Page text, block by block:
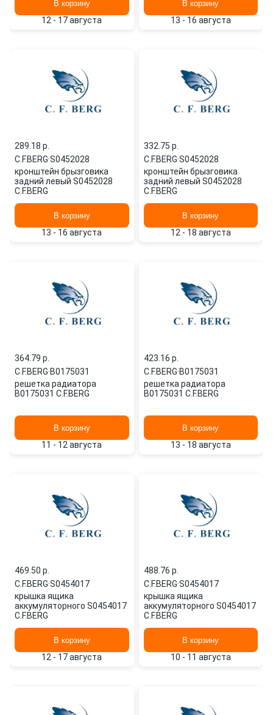
В корзину
12 - 17 августа
В корзину
13 - 16 августа
289.18 p.
C.F.BERG·S0452028
кронштейн брызговика
задний левый S0452028
C.F.BERG
В корзину
13 - 16 августа
332.75 p.
C.F.BERG·S0452028
кронштейн брызговика
задний левый S0452028
C.F.BERG
В корзину
12 - 18 августа
364.79 p.
C.F.BERG·B0175031
решетка радиатора
B0175031 C.F.BERG
В корзину
11 - 12 августа
423.16 p.
C.F.BERG·B0175031
решетка радиатора
B0175031 C.F.BERG
В корзину
13 - 18 августа
469.50 p.
C.F.BERG·S0454017
крышка ящика
аккумуляторного S0454017
C.F.BERG
В корзину
12 - 17 августа
488.76 p.
C.F.BERG·S0454017
крышка ящика
аккумуляторного S0454017
C.F.BERG
В корзину
10 - 11 августа